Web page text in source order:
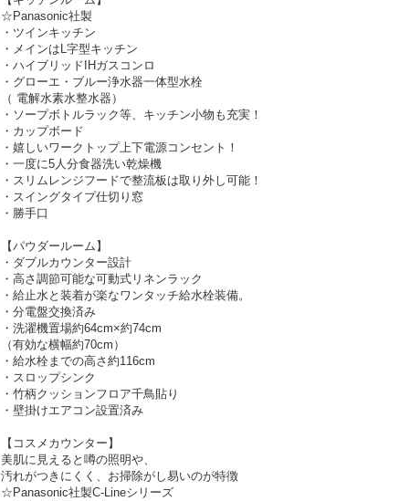
☆Panasonic社製
・ツインキッチン
・メインはL字型キッチン
・ハイブリッドIHガスコンロ
・グローエ・ブルー浄水器一体型水栓
（ 電解水素水整水器）
・ソープボトルラック等、キッチン小物も充実！
・カップボード
・嬉しいワークトップ上下電源コンセント！
・一度に5人分食器洗い乾燥機
・スリムレンジフードで整流板は取り外し可能！
・スイングタイプ仕切り窓
・勝手口
【パウダールーム】
・ダブルカウンター設計
・高さ調節可能な可動式リネンラック
・給止水と装着が楽なワンタッチ給水栓装備。
・分電盤交換済み
・洗濯機置場約64cm×約74cm
（有効な横幅約70cm）
・給水栓までの高さ約116cm
・スロップシンク
・竹柄クッションフロア千鳥貼り
・壁掛けエアコン設置済み
【コスメカウンター】
美肌に見えると噂の照明や、
汚れがつきにくく、お掃除がし易いのが特徴
☆Panasonic社製C-Lineシリーズ